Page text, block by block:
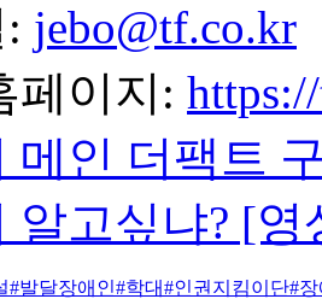
jebo@tf.co.kr
페이지:
메인 더팩트
알고싶냐? [
#발달장애인#학대#인권지킴이단#